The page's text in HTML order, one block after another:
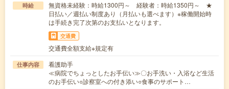
時給
無資格未経験：時給1300円～ 経験者：時給1350円～ ★
日払い／週払い制度あり（月払いも選べます）※稼働開始時
は手続き完了次第のお支払いとなります。
交通費
交通費全額支給※規定有
仕事内容
看護助手
≪病院でちょっとしたお手伝い≫〇お手洗い・入浴など生活
のお手伝い○診察室への付き添い○食事のサポート…